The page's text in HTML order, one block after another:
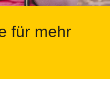
für mehr